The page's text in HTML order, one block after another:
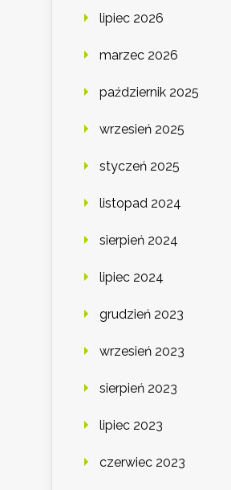
lipiec 2026
marzec 2026
październik 2025
wrzesień 2025
styczeń 2025
listopad 2024
sierpień 2024
lipiec 2024
grudzień 2023
wrzesień 2023
sierpień 2023
lipiec 2023
czerwiec 2023